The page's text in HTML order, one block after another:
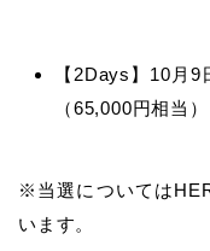
【2Days】10月
（65,000円相当
※当選については
います。